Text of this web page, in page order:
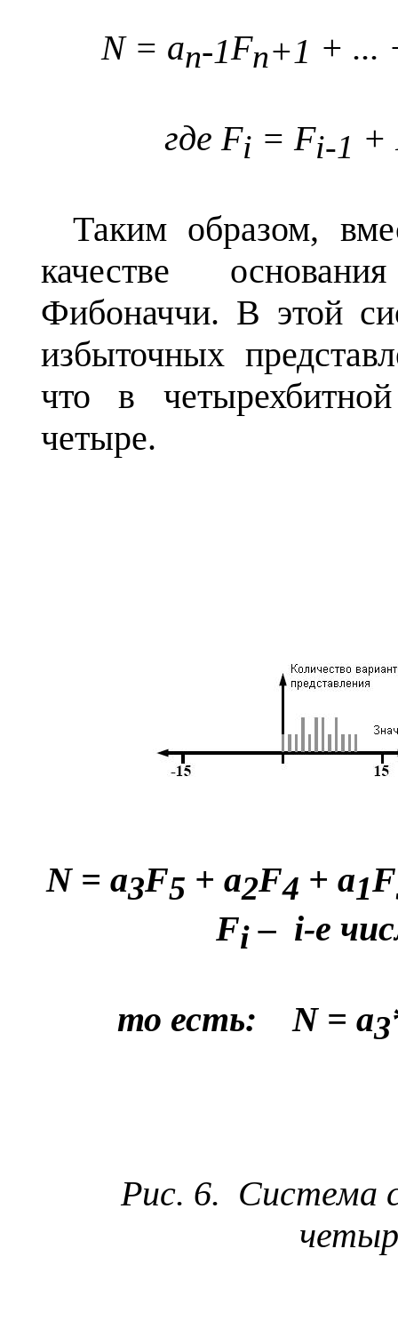
N = an-1Fn+1 + ...
где Fi = Fi-1 +
Таким образом,
качестве
Фибоначчи. В этой
избыточных
что в
четыре.
N =a3F5 +a2F4 +a1F
Fi– i-е
то есть: N = a3
Рис. 6. Система